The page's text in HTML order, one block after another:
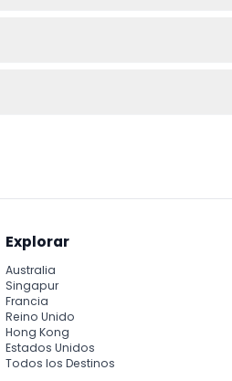
Explorar
Australia
Singapur
Francia
Reino Unido
Hong Kong
Estados Unidos
Todos los Destinos